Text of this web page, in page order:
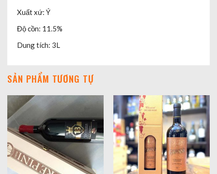
Xuất xứ: Ý
Độ cồn: 11.5%
Dung tích: 3L
SẢN PHẨM TƯƠNG TỰ